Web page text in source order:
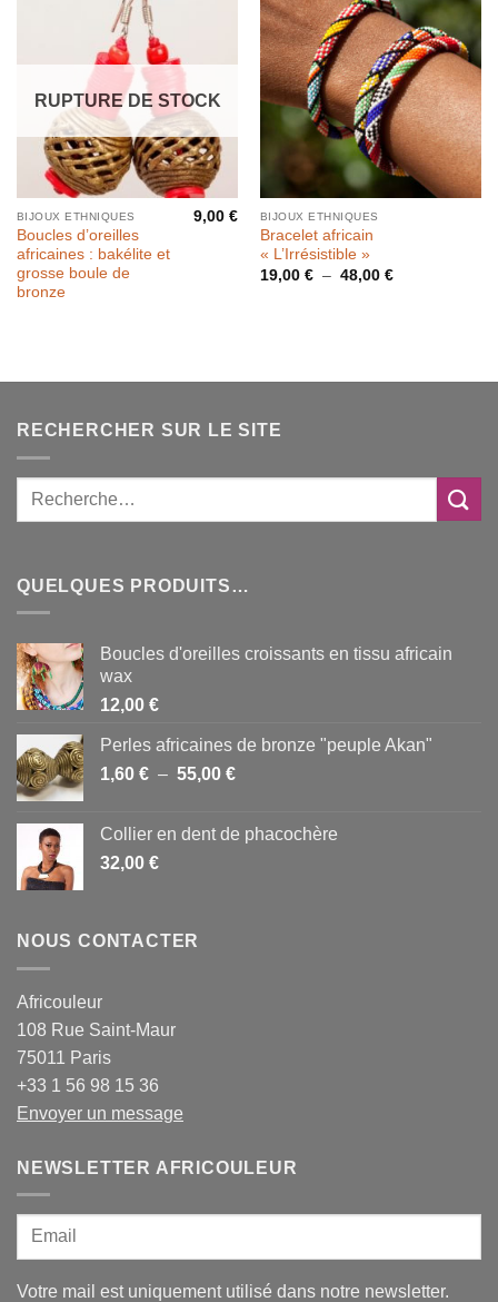
RUPTURE DE STOCK
BIJOUX ETHNIQUES
Boucles d’oreilles
africaines : bakélite et
grosse boule de
bronze
9,00€ BIJOUX ETHNIQUES
Bracelet africain
« L’Irrésistible »
19,00 € – 48,00 €Plage
RECHERCHER SUR LE SITE
QUELQUES PRODUITS…
Boucles d'oreilles croissants en tissu africain
wax
12,00 €
Perles africaines de bronze "peuple Akan"
1,60 € – 55,00 €Plage
1,60 €
Collier en dent de phacochère
32,00 €
NOUS CONTACTER
Africouleur
108 Rue Saint-Maur
75011 Paris
+33 1 56 98 15 36
Envoyer un message
NEWSLETTER AFRICOULEUR
Votre mail est uniquement utilisé dans notre newsletter.